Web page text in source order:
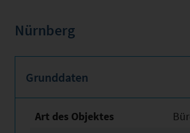
Nürnberg
Grunddaten
Art des Objektes